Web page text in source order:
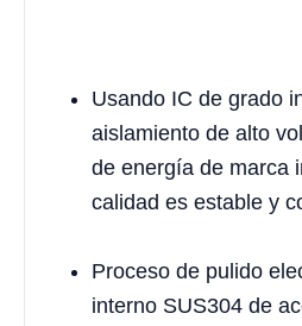
Usando IC de grado
aislamiento de alto
de energía de marca
calidad es estable y
Proceso de pulido
interno SUS304 de